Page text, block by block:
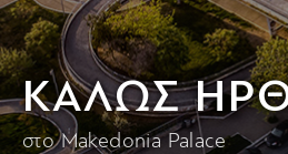
KΑΛΩΣ
στο Makedonia Palace